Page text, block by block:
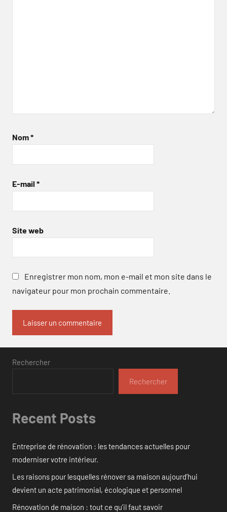
Nom*
E-mail *
Site web
Enregistrer mon nom, mon e-mail et mon site dans le
navigateur pour mon prochain commentaire.
Rechercher
Rechercher
Recent Posts
Entreprise de rénovation : les tendances actuelles pour
moderniser votre intérieur.
Les raisons pour lesquelles rénover sa maison aujourd’hui
devient un acte patrimonial, écologique et personnel
Rénovation de maison : tout ce qu’il faut savoir